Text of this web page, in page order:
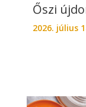
Őszi
2026. július